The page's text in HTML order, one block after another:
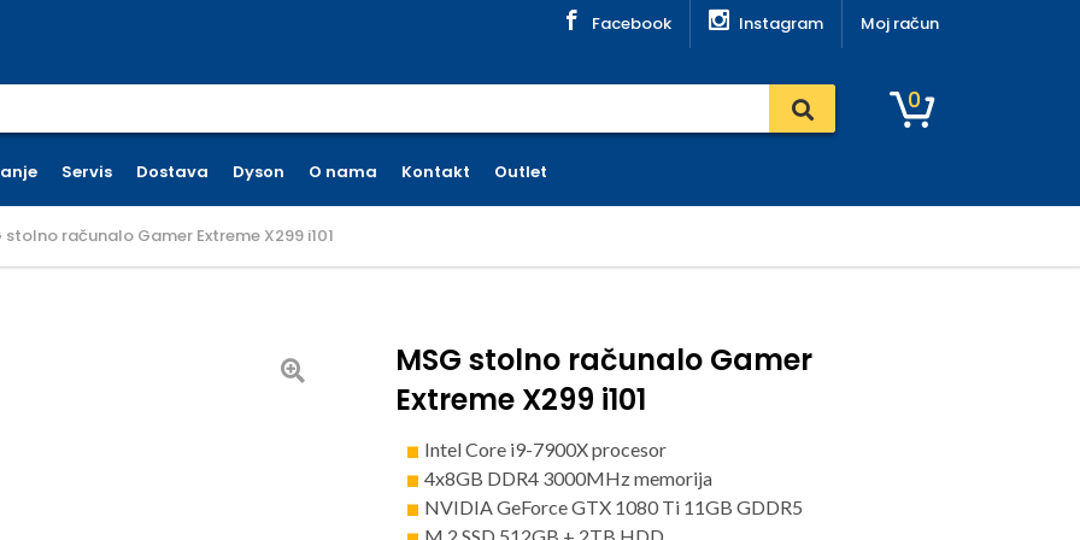
Facebook Instagram Moj račun
0
Servis Dostava Dyson O nama Kontakt Outlet
stolno računalo Gamer Extreme X299 i101
MSG stolno računalo Gamer
Extreme X299 i101
Intel Core i9-7900X procesor
4x8GB DDR4 3000MHz memorija
NVIDIA GeForce GTX 1080 Ti 11GB GDDR5